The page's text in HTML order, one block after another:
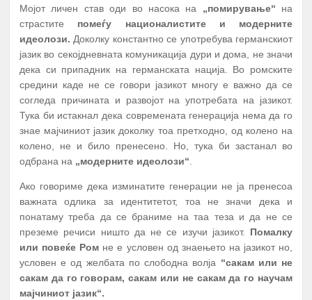
Мојот личен став оди во насока на „помирување“ на
страстите помеѓу националистите и модерните
идеолози. Доколку константно се употребува германскиот
јазик во секојдневната комуникација дури и дома, не значи
дека си припадник на германската нација. Во ромските
средини каде не се говори јазикот многу е важно да се
согледа причината и развојот на употребата на јазикот.
Тука би истакнал дека современата генерација нема да го
знае мајчиниот јазик доколку тоа претходно, од колено на
колено, не и било пренесено. Но, тука би застанал во
одбрана на „модерните идеолози“
Ако говориме дека изминатите генерации не ја пренесоа
важната одлика за идентитетот, тоа не значи дека и
понатаму треба да се браниме на таа теза и да не се
преземе речиси ништо да не се изучи јазикот. Помалку
или повеќе Ром не е условен од знаењето на јазикот но,
условен е од желбата по слободна волја “сакам или не
сакам да го говорам, сакам или не сакам да го научам
мајчиниот јазик“.